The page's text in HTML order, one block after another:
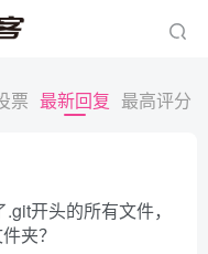
票 最新回复 最高评分
开头的所有文件，
夹？